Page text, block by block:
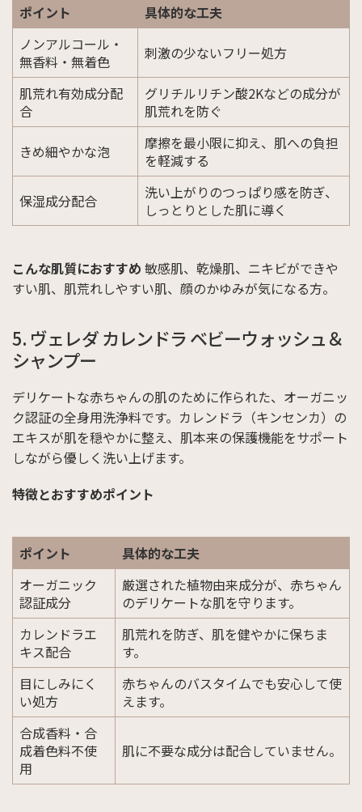
ポイント
具体的な工夫
ノンアルコール・
無香料・無着色
刺激の少ないフリー処方
肌荒れ有効成分配
合
グリチルリチン酸2Kなどの成分が
肌荒れを防ぐ
きめ細やかな泡
摩擦を最小限に抑え、肌への負担
を軽減する
保湿成分配合
洗い上がりのつっぱり感を防ぎ、
しっとりとした肌に導く
こんな肌質におすすめ 敏感肌、乾燥肌、ニキビができや
すい肌、肌荒れしやすい肌、顔のかゆみが気になる方。
5. ヴェレダ カレンドラ ベビーウォッシュ＆
シャンプー
デリケートな赤ちゃんの肌のために作られた、オーガニッ
ク認証の全身用洗浄料です。カレンドラ（キンセンカ）の
エキスが肌を穏やかに整え、肌本来の保護機能をサポート
しながら優しく洗い上げます。
特徴とおすすめポイント
ポイント
具体的な工夫
オーガニック
認証成分
厳選された植物由来成分が、赤ちゃん
のデリケートな肌を守ります。
カレンドラエ
キス配合
肌荒れを防ぎ、肌を健やかに保ちま
す。
目にしみにく
い処方
赤ちゃんのバスタイムでも安心して使
えます。
合成香料・合
成着色料不使
用
肌に不要な成分は配合していません。